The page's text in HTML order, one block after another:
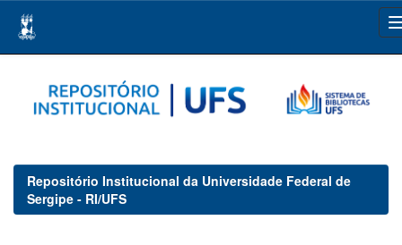
navigation
Repositório Institucional da Universidade Federal de
Sergipe - RI/UFS